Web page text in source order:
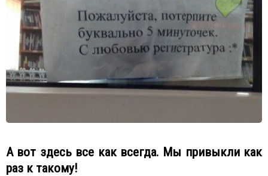
А вот здесь все как всегда. Мы привыкли как
раз к такому!